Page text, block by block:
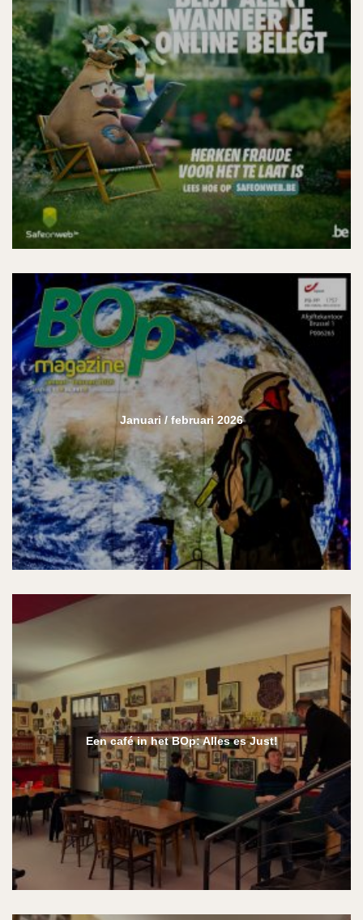
Januari / februari 2026
Een café in het BOp: Alles es Just!